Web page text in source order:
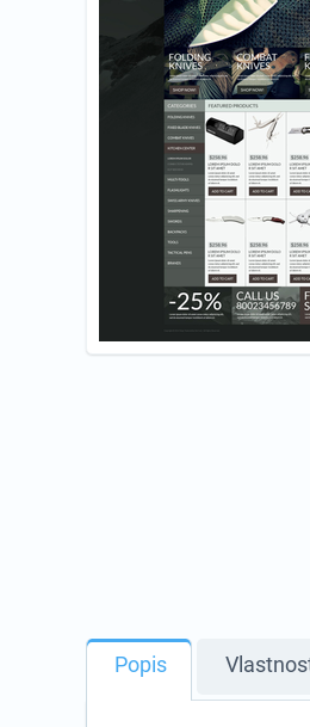
Popis